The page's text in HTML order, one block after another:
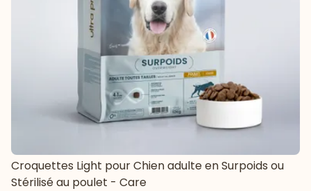
Croquettes Light pour Chien adulte en Surpoids ou
Stérilisé au poulet - Care